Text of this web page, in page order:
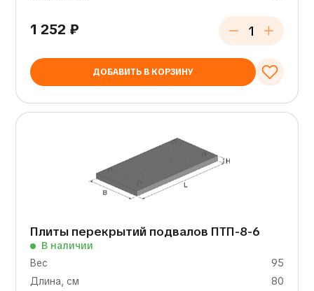
1 252 ₽
ДОБАВИТЬ В КОРЗИНУ
Плиты перекрытий подвалов ПТП-8-6
В наличии
Вес
95
Длина, см
80